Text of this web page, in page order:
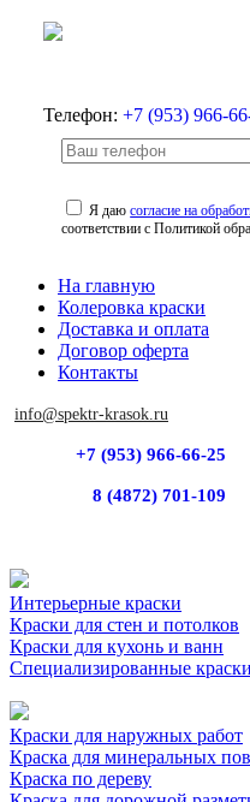
Телефон: +7 (953) 966-
Я даюсогласие на
соответствии с Политикой
На главную
Колеровка краски
Доставка и оплата
Договор оферта
Контакты
info@spektr-krasok.ru
+7 (953) 966-66-25
8 (4872) 701-109
Интерьерные краски
Краски для стен и потолков
Краски для кухонь и ванн
Специализированные краски
Краски для наружных работ
Краска для минеральных
Краска по дереву